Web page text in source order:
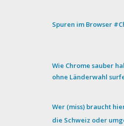
Spuren im Browser
Wie Chrome sauber
ohne Länderwahl
Wer (miss) braucht
die Schweiz oder